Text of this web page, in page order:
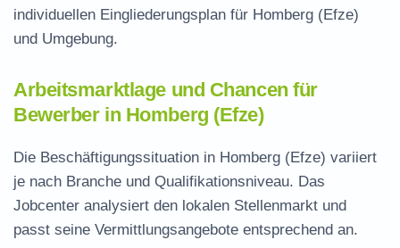
individuellen Eingliederungsplan für Homberg (Efze)
und Umgebung.
Arbeitsmarktlage und Chancen für
Bewerber in Homberg (Efze)
Die Beschäftigungssituation in Homberg (Efze) variiert
je nach Branche und Qualifikationsniveau. Das
Jobcenter analysiert den lokalen Stellenmarkt und
passt seine Vermittlungsangebote entsprechend an.